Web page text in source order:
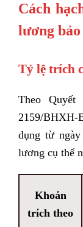
Cách
lương
Tỷ lệ trích
Theo
2159/BHXH-
dụng từ
lương cụ thể
Khoản
trích theo